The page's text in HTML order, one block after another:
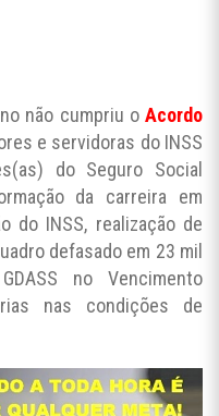
não cumpriu o Acordo
e servidoras do INSS
do Seguro Social
da carreira em
do INSS, realização de
defasado em 23 mil
no Vencimento
nas condições de